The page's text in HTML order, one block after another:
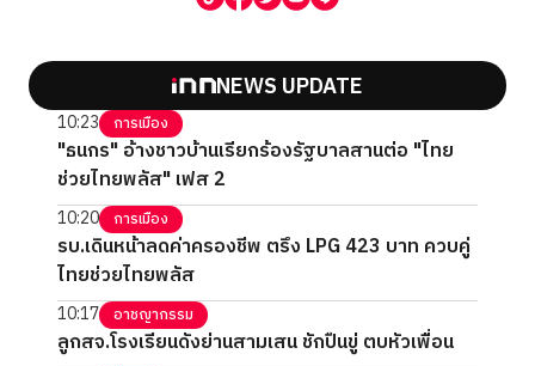
NEWS UPDATE
10:23 การเมือง
"ธนกร" อ้างชาวบ้านเรียกร้องรัฐบาลสานต่อ "ไทย
ช่วยไทยพลัส" เฟส 2
10:20 การเมือง
รบ.เดินหน้าลดค่าครองชีพ ตรึง LPG 423 บาท ควบคู่
ไทยช่วยไทยพลัส
10:17 อาชญากรรม
ลูกสจ.โรงเรียนดังย่านสามเสน ชักปืนขู่ ตบหัวเพื่อน